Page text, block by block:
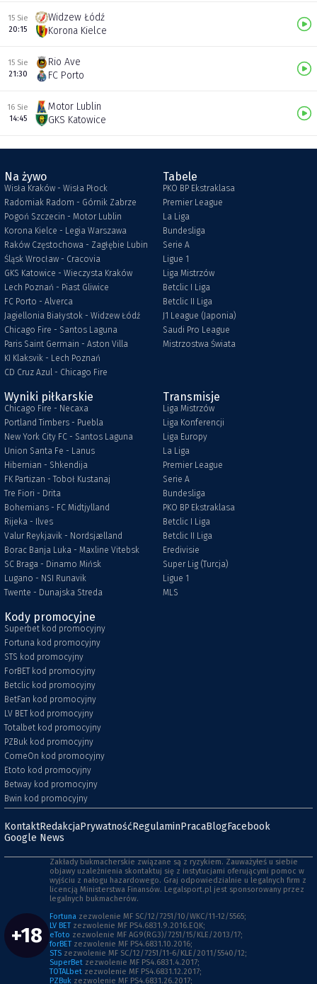
15 Sie
20:15
Widzew Łódź
Korona Kielce
15 Sie
21:30
Rio Ave
FC Porto
16 Sie
14:45
Motor Lublin
GKS Katowice
Na żywo
Wisła Kraków - Wisła Płock
Radomiak Radom - Górnik Zabrze
Pogoń Szczecin - Motor Lublin
Korona Kielce - Legia Warszawa
Raków Częstochowa - Zagłębie Lubin
Śląsk Wrocław - Cracovia
GKS Katowice - Wieczysta Kraków
Lech Poznań - Piast Gliwice
FC Porto - Alverca
Jagiellonia Białystok - Widzew Łódź
Chicago Fire - Santos Laguna
Paris Saint Germain - Aston Villa
KI Klaksvik - Lech Poznań
CD Cruz Azul - Chicago Fire
Tabele
PKO BP Ekstraklasa
Premier League
La Liga
Bundesliga
Serie A
Ligue 1
Liga Mistrzów
Betclic I Liga
Betclic II Liga
J1 League (Japonia)
Saudi Pro League
Mistrzostwa Świata
Wyniki piłkarskie
Chicago Fire - Necaxa
Portland Timbers - Puebla
New York City FC - Santos Laguna
Union Santa Fe - Lanus
Hibernian - Shkendija
FK Partizan - Toboł Kustanaj
Tre Fiori - Drita
Bohemians - FC Midtjylland
Rijeka - Ilves
Valur Reykjavik - Nordsjælland
Borac Banja Luka - Maxline Vitebsk
SC Braga - Dinamo Mińsk
Lugano - NSI Runavik
Twente - Dunajska Streda
Transmisje
Liga Mistrzów
Liga Konferencji
Liga Europy
La Liga
Premier League
Serie A
Bundesliga
PKO BP Ekstraklasa
Betclic I Liga
Betclic II Liga
Eredivisie
Super Lig (Turcja)
Ligue 1
MLS
Kody promocyjne
Superbet kod promocyjny
Fortuna kod promocyjny
STS kod promocyjny
ForBET kod promocyjny
Betclic kod promocyjny
BetFan kod promocyjny
LV BET kod promocyjny
Totalbet kod promocyjny
PZBuk kod promocyjny
ComeOn kod promocyjny
Etoto kod promocyjny
Betway kod promocyjny
Bwin kod promocyjny
KontaktRedakcjaPrywatnośćRegulaminPracaBlogFacebook
Google News
+18
Zakłady bukmacherskie związane są z ryzykiem. Zauważyłeś u siebie
objawy uzależnienia skontaktuj się z instytucjami oferującymi pomoc w
wyjściu z nałogu hazardowego. Graj odpowiedzialnie u legalnych firm z
licencją Ministerstwa Finansów. Legalsport.pl jest sponsorowany przez
legalnych bukmacherów.
Fortuna zezwolenie MF SC/12/7251/10/WKC/11-12/5565;
LV BET zezwolenie MF PS4.6831.9.2016.EQK;
eToto zezwolenie MF AG9(RG3)/7251/15/KLE/2013/17;
forBET zezwolenie MF PS4.6831.10.2016;
STS zezwolenie MF SC/12/7251/11-6/KLE/2011/5540/12;
SuperBet zezwolenie MF PS4.6831.4.2017;
TOTALbet zezwolenie MF PS4.6831.12.2017;
PZBuk zezwolenie MF PS4.6831.26.2017;